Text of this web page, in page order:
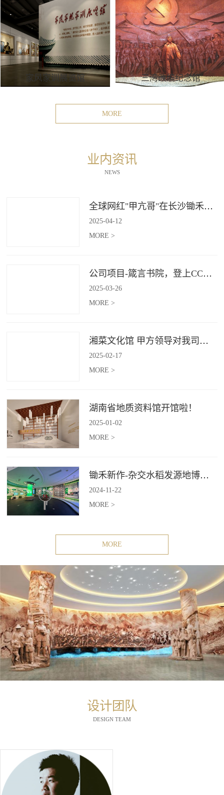
家风家训展览馆 三湾改编纪念馆
MORE
业内资讯
NEWS
全球网红"甲亢哥"在长沙锄禾打造的杜甫江阁体验参观
2025-04-12
MORE >
公司项目-箴言书院，登上CCTV4《记住乡愁》
2025-03-26
MORE >
湘菜文化馆 甲方领导对我司授牌
2025-02-17
MORE >
湖南省地质资料馆开馆啦！
2025-01 -02
MORE >
锄禾新作-杂交水稻发源地博物苑，欢迎前去打卡体验
2024-11 -22
MORE >
MORE
设计团队
DESIGN TEAM